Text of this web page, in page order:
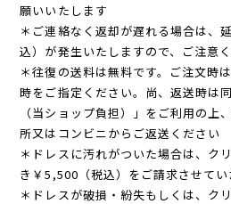
願いいたします
＊ご連絡なく返却が遅れる場合は、
込）が発生いたしますので、ご注意
＊往復の送料は無料です。ご注文時
時をご指定ください。尚、返送時は
（当ショップ負担）」をご利用の上
所又はコンビニからご返送ください
＊ドレスに汚れがついた場合は、ク
き￥5,500（税込）をご請求させてい
＊ドレスが破損・紛失もしくは、ク